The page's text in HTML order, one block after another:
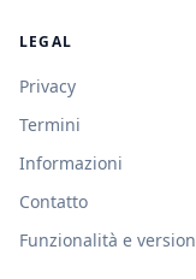
LEGAL
Privacy
Termini
Informazioni
Contatto
Funzionalità e